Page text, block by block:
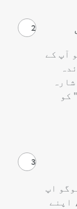
2
آپ کے
کو
3
اپ
اپنے